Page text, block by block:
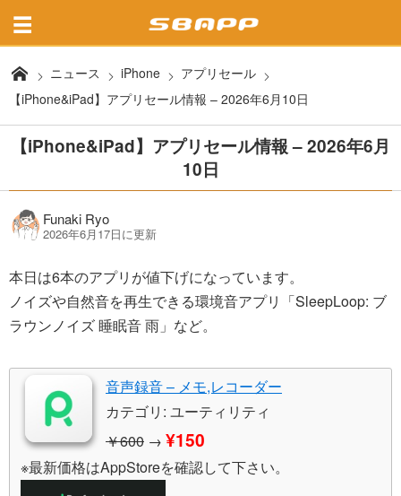
ニュース iPhone
アプリセール
【iPhone&iPad】アプリセール情報 – 2026年6月10日
【iPhone&iPad】アプリセール情報 – 2026年6月
10日
Funaki Ryo
2026年6月17日に更新
本日は6本のアプリが値下げになっています。
ノイズや自然音を再生できる環境音アプリ「SleepLoop: ブ
ラウンノイズ 睡眠音 雨」など。
音声録音 – メモ,レコーダー
カテゴリ: ユーティリティ
￥600 → ¥150
※最新価格はAppStoreを確認して下さい。